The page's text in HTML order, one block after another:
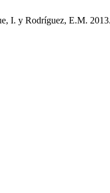
y Rodríguez, E.M.